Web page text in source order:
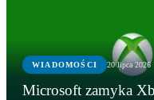
WIADOMOŚCI 20 lipca 2026
Microsoft zamyka